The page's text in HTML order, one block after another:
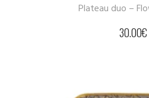
Plateau duo –
30.00€